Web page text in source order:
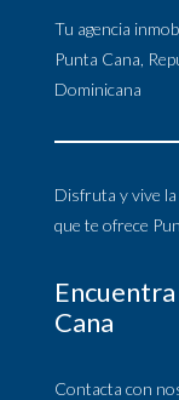
Tu agencia
Punta Cana,
Dominicana
Disfruta y vive la
que te ofrece
Cana
Contacta con